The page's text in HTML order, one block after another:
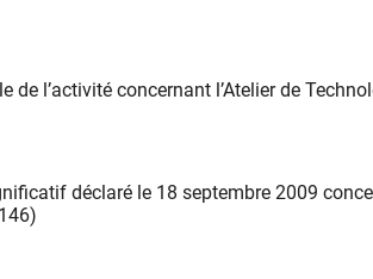
de l’activité concernant l’Atelier de
déclaré le 18 septembre 2009